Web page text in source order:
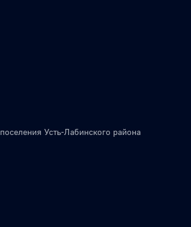
Усть-Лабинского района